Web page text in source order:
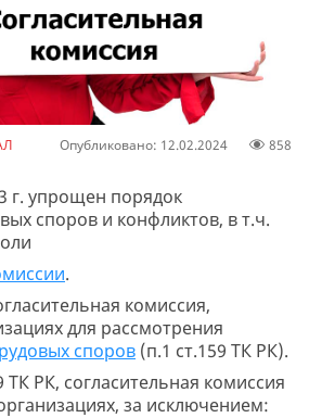
Опубликовано: 12.02.2024 858
г. упрощен порядок
споров и конфликтов, в т.ч.
.
комиссия,
для рассмотрения
споров (п.1 ст.159 ТК РК).
ТК РК, согласительная комиссия
за исключением: